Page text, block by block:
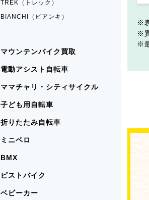
TREK（トレック）
BIANCHI（ビアンキ）
マウンテンバイク買取
電動アシスト自転車
ママチャリ・シティサイクル
子ども用自転車
折りたたみ自転車
ミニベロ
BMX
ピストバイク
ベビーカー